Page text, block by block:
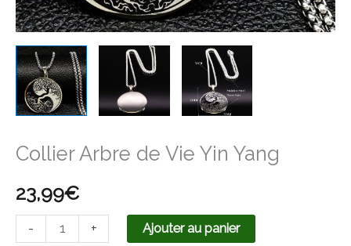
Collier Arbre de Vie Yin Yang
23,99€
- + Ajouter au panier